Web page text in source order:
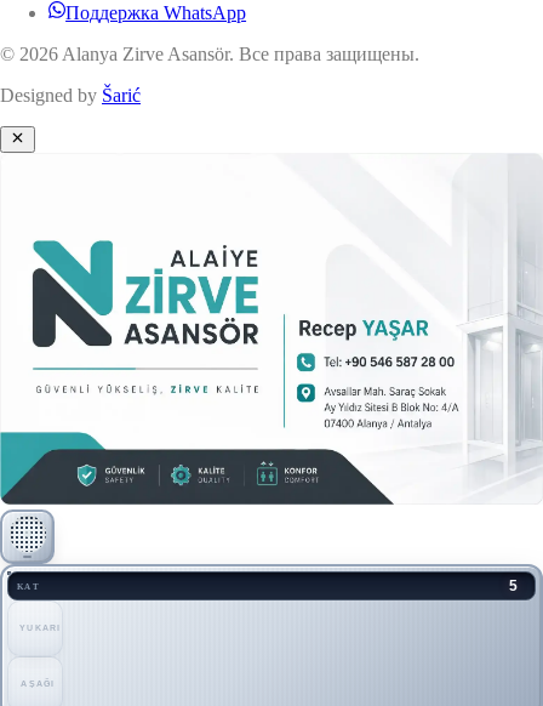
Поддержка WhatsApp
© 2026 Alanya Zirve Asansör. Все права защищены.
Designed by Šarić
KAT 5
YUKARI
AŞAĞI